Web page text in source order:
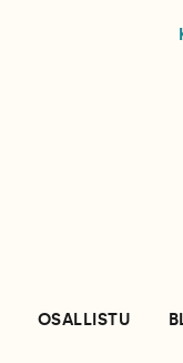
OSALLISTU